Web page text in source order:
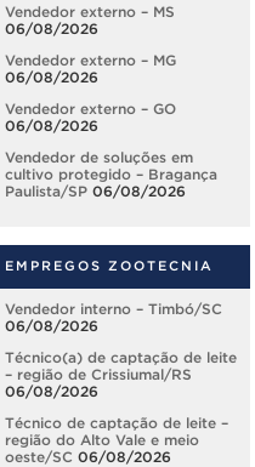
Vendedor externo – MS
06/08/2026
Vendedor externo – MG
06/08/2026
Vendedor externo – GO
06/08/2026
Vendedor de soluções em
cultivo protegido – Bragança
Paulista/SP 06/08/2026
EMPREGOS ZOOTECNIA
Vendedor interno – Timbó/SC
06/08/2026
Técnico(a) de captação de leite
– região de Crissiumal/RS
06/08/2026
Técnico de captação de leite –
região do Alto Vale e meio
oeste/SC 06/08/2026